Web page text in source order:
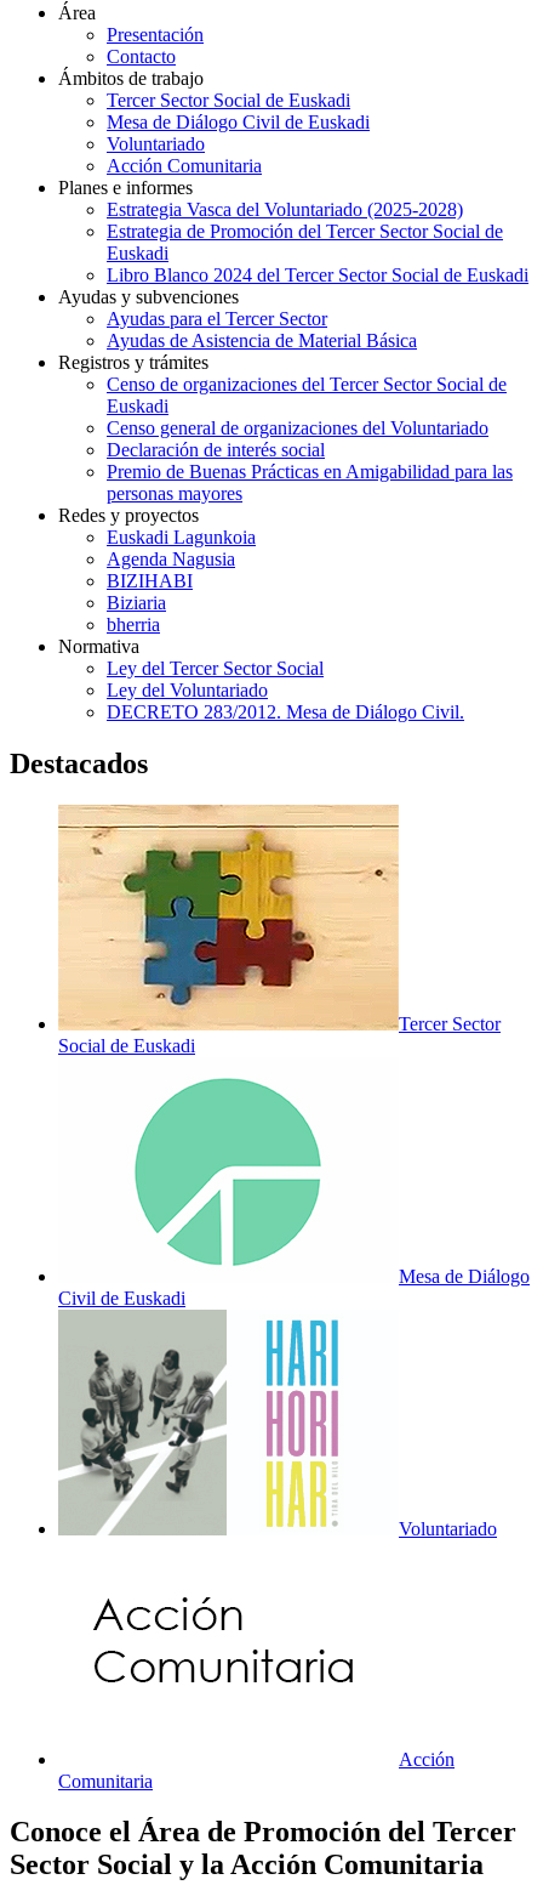
Área
Presentación
Contacto
Ámbitos de trabajo
Tercer Sector Social de Euskadi
Mesa de Diálogo Civil de Euskadi
Voluntariado
Acción Comunitaria
Planes e informes
Estrategia Vasca del Voluntariado (2025-2028)
Estrategia de Promoción del Tercer Sector Social de
Euskadi
Libro Blanco 2024 del Tercer Sector Social de Euskadi
Ayudas y subvenciones
Ayudas para el Tercer Sector
Ayudas de Asistencia de Material Básica
Registros y trámites
Censo de organizaciones del Tercer Sector Social de
Euskadi
Censo general de organizaciones del Voluntariado
Declaración de interés social
Premio de Buenas Prácticas en Amigabilidad para las
personas mayores
Redes y proyectos
Euskadi Lagunkoia
Agenda Nagusia
BIZIHABI
Biziaria
bherria
Normativa
Ley del Tercer Sector Social
Ley del Voluntariado
DECRETO 283/2012. Mesa de Diálogo Civil.
Destacados
Tercer Sector
Social de Euskadi
Mesa de Diálogo
Civil de Euskadi
Voluntariado
Acción
Comunitaria
Conoce el Área de Promoción del Tercer
Sector Social y la Acción Comunitaria